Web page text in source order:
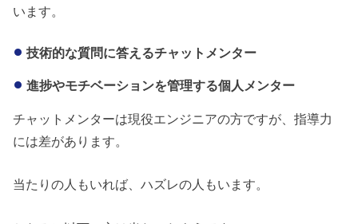
います。
技術的な質問に答えるチャットメンター
進捗やモチベーションを管理する個人メンター
チャットメンターは現役エンジニアの方ですが、指導力
には差があります。
当たりの人もいれば、ハズレの人もいます。